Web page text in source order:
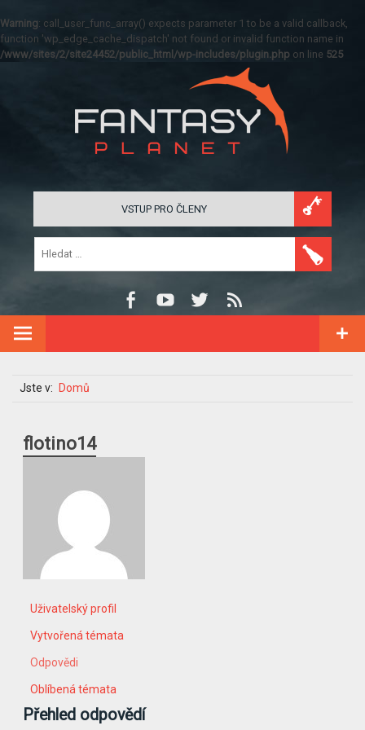
Warning: call_user_func_array() expects parameter 1 to be a valid callback,
function 'wp_edge_cache_dispatch' not found or invalid function name in
/www/sites/2/site24452/public_html/wp-includes/plugin.php on line 525
VSTUP PRO ČLENY
Jste v: Domů
flotino14
Uživatelský profil
Vytvořená témata
Odpovědi
Oblíbená témata
Přehled odpovědí